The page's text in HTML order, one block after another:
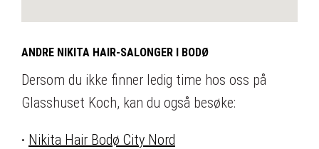
ANDRE NIKITA HAIR-SALONGER I BODØ
Dersom du ikke finner ledig time hos oss på
Glasshuset Koch, kan du også besøke:
· Nikita Hair Bodø City Nord